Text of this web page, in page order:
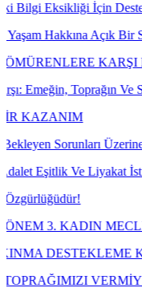
Destek Hizmetleri İle
Bir Saldırıdır
KARŞI HEP
Ve Sofranın
Üzerine Görüşme
Liyakat İstiyor!
MECLİSİ 27-28
KURUMU